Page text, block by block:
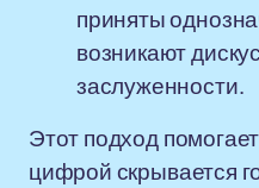
приняты
возникают
заслуженности.
Этот подход
цифрой скрывается